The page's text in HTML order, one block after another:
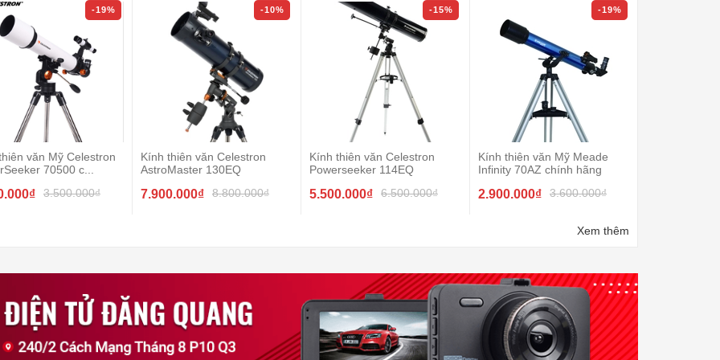
-19%
văn Mỹ Celestron
70500 c...
3.500.000₫
-10%
Kính thiên văn Celestron
AstroMaster 130EQ
7.900.000₫ 8.800.000₫
-15%
Kính thiên văn Celestron
Powerseeker 114EQ
5.500.000₫ 6.500.000₫
-19%
Kính thiên văn Mỹ Meade
Infinity 70AZ chính hãng
2.900.000₫ 3.600.000₫
Xem thêm